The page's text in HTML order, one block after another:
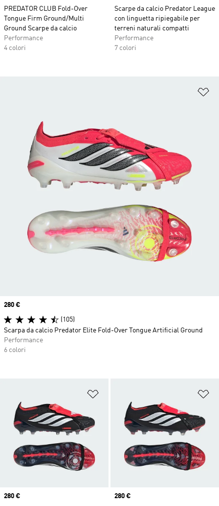
PREDATOR CLUB Fold-Over
Tongue Firm Ground/Multi
Ground Scarpe da calcio
Performance
4 colori
Scarpe da calcio Predator League
con linguetta ripiegabile per
terreni naturali compatti
Performance
7 colori
Aggiungi alla lista dei desideri
Price
280 €
Price
280 €
Price
280 €
(105)
Scarpa da calcio Predator Elite Fold-Over Tongue Artificial Ground
Performance
6 colori